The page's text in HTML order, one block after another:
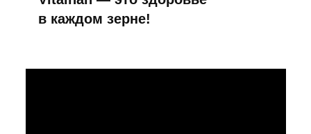
в каждом зерне!